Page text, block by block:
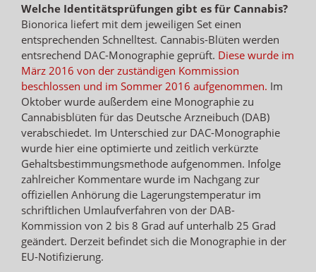
Welche Identitätsprüfungen gibt es für Cannabis?
Bionorica liefert mit dem jeweiligen Set einen
entsprechenden Schnelltest. Cannabis-Blüten werden
entsrechend DAC-Monographie geprüft. Diese wurde im
März 2016 von der zuständigen Kommission
beschlossen und im Sommer 2016 aufgenommen. Im
Oktober wurde außerdem eine Monographie zu
Cannabisblüten für das Deutsche Arzneibuch (DAB)
verabschiedet. Im Unterschied zur DAC-Monographie
wurde hier eine optimierte und zeitlich verkürzte
Gehaltsbestimmungsmethode aufgenommen. Infolge
zahlreicher Kommentare wurde im Nachgang zur
offiziellen Anhörung die Lagerungstemperatur im
schriftlichen Umlaufverfahren von der DAB-
Kommission von 2 bis 8 Grad auf unterhalb 25 Grad
geändert. Derzeit befindet sich die Monographie in der
EU-Notifizierung.